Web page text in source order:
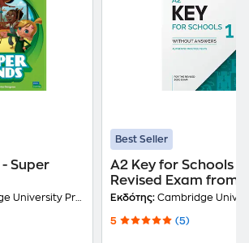
- Super
University Press
Best Seller
A2 Key for Schools 1
Revised Exam from
Student's Book
Εκδότης: Cambridge
5 (5)